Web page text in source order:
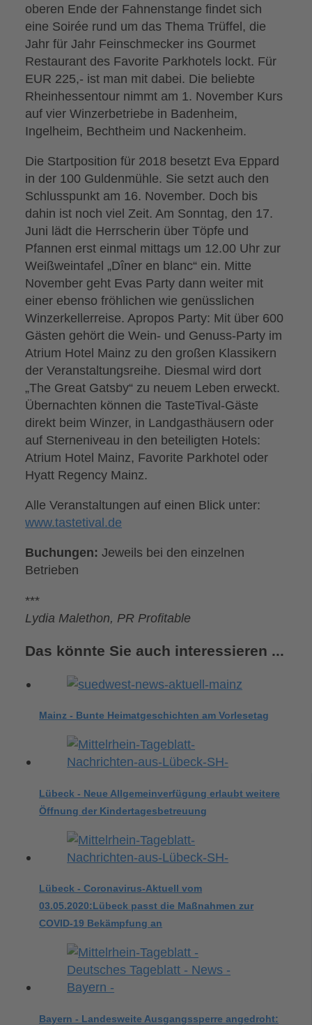
oberen Ende der Fahnenstange findet sich
eine Soirée rund um das Thema Trüffel, die
Jahr für Jahr Feinschmecker ins Gourmet
Restaurant des Favorite Parkhotels lockt. Für
EUR 225,- ist man mit dabei. Die beliebte
Rheinhessentour nimmt am 1. November Kurs
auf vier Winzerbetriebe in Badenheim,
Ingelheim, Bechtheim und Nackenheim.
Die Startposition für 2018 besetzt Eva Eppard
in der 100 Guldenmühle. Sie setzt auch den
Schlusspunkt am 16. November. Doch bis
dahin ist noch viel Zeit. Am Sonntag, den 17.
Juni lädt die Herrscherin über Töpfe und
Pfannen erst einmal mittags um 12.00 Uhr zur
Weißweintafel „Dîner en blanc“ ein. Mitte
November geht Evas Party dann weiter mit
einer ebenso fröhlichen wie genüsslichen
Winzerkellerreise. Apropos Party: Mit über 600
Gästen gehört die Wein- und Genuss-Party im
Atrium Hotel Mainz zu den großen Klassikern
der Veranstaltungsreihe. Diesmal wird dort
„The Great Gatsby“ zu neuem Leben erweckt.
Übernachten können die TasteTival-Gäste
direkt beim Winzer, in Landgasthäusern oder
auf Sterneniveau in den beteiligten Hotels:
Atrium Hotel Mainz, Favorite Parkhotel oder
Hyatt Regency Mainz.
Alle Veranstaltungen auf einen Blick unter:
www.tastetival.de
Buchungen: Jeweils bei den einzelnen
Betrieben
***
Lydia Malethon, PR Profitable
Das könnte Sie auch interessieren ...
Mainz - Bunte Heimatgeschichten am Vorlesetag
Lübeck - Neue Allgemeinverfügung erlaubt weitere
Öffnung der Kindertagesbetreuung
Lübeck - Coronavirus-Aktuell vom
03.05.2020:Lübeck passt die Maßnahmen zur
COVID-19 Bekämpfung an
Bayern - Landesweite Ausgangssperre angedroht: